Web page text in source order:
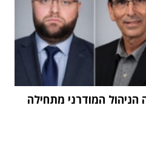
המודרני מתחילה